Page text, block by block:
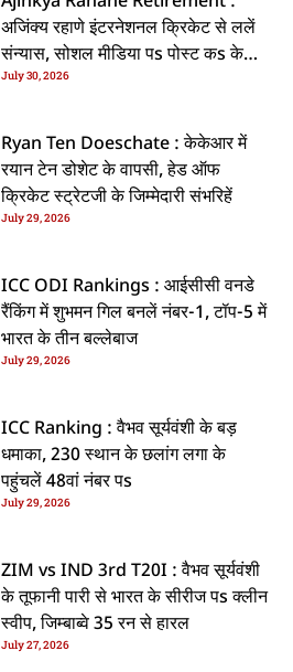
अजिंक्य रहाणे इंटरनेशनल क्रिकेट से ललें
संन्यास, सोशल मीडिया पs पोस्ट कs के
कइलें एलान
July 30, 2026
Ryan Ten Doeschate : केकेआर में
रयान टेन डोशेट के वापसी, हेड ऑफ
क्रिकेट स्ट्रेटजी के जिम्मेदारी संभरिहें
July 29, 2026
ICC ODI Rankings : आईसीसी वनडे
रैंकिंग में शुभमन गिल बनलें नंबर-1, टॉप-5 में
भारत के तीन बल्लेबाज
July 29, 2026
ICC Ranking : वैभव सूर्यवंशी के बड़
धमाका, 230 स्थान के छलांग लगा के
पहुंचलें 48वां नंबर पs
July 29, 2026
ZIM vs IND 3rd T20I : वैभव सूर्यवंशी
के तूफानी पारी से भारत के सीरीज पs क्लीन
स्वीप, जिम्बाब्वे 35 रन से हारल
July 27, 2026